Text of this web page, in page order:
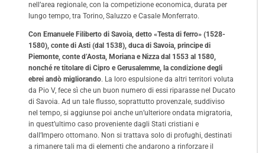
nell’area regionale, con la competizione economica, durata per
lungo tempo, tra Torino, Saluzzo e Casale Monferrato.
Con Emanuele Filiberto di Savoia, detto «Testa di ferro» (1528-
1580), conte di Asti (dal 1538), duca di Savoia, principe di
Piemonte, conte d’Aosta, Moriana e Nizza dal 1553 al 1580,
nonché re titolare di Cipro e Gerusalemme, la condizione degli
ebrei andò migliorando. La loro espulsione da altri territori voluta
da Pio V, fece sì che un buon numero di essi riparasse nel Ducato
di Savoia. Ad un tale flusso, soprattutto provenzale, suddiviso
nel tempo, si aggiunse poi anche un’ulteriore ondata migratoria,
in quest’ultimo caso proveniente dagli Stati cristiani e
dall’Impero ottomano. Non si trattava solo di profughi, destinati
a rimanere tali ma di elementi che andarono a rinforzare il